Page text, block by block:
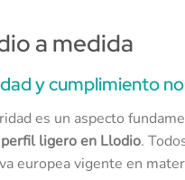
a medida
y cumplimiento
es un aspecto
ligero en Llodio.
europea vigente en